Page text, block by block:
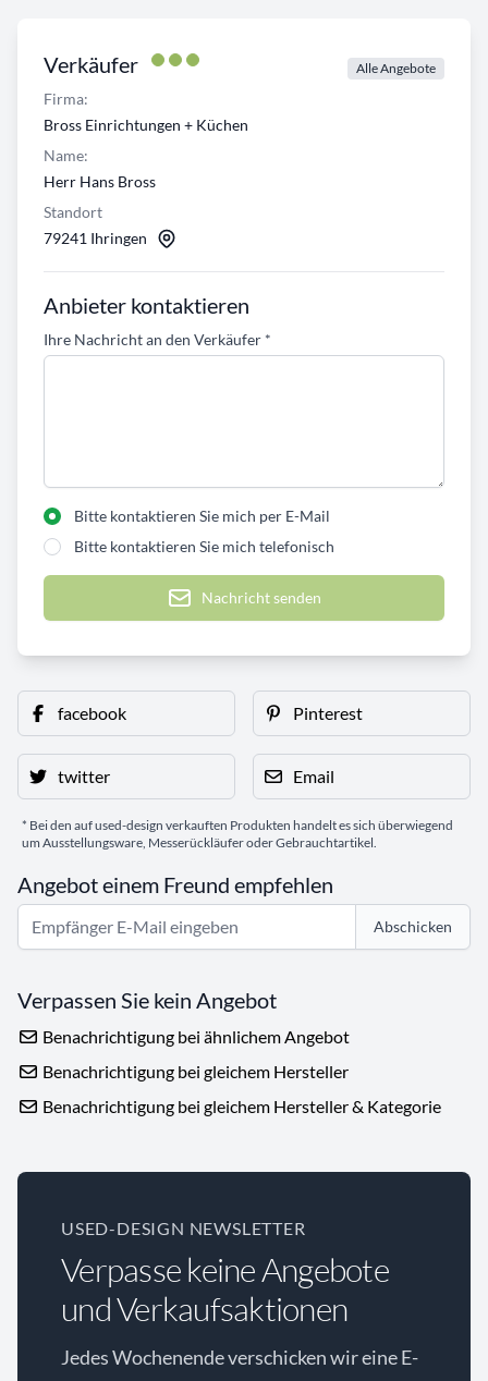
Verkäufer Alle Angebote
Firma:
Bross Einrichtungen + Küchen
Name:
Herr Hans Bross
Standort
79241 Ihringen
Anbieter kontaktieren
Ihre Nachricht an den Verkäufer *
Bitte kontaktieren Sie mich per E-Mail
Bitte kontaktieren Sie mich telefonisch
Nachricht senden
facebook Pinterest
twitter Email
* Bei den auf used-design verkauften Produkten handelt es sich überwiegend
um Ausstellungsware, Messerückläufer oder Gebrauchtartikel.
Angebot einem Freund empfehlen
Abschicken
Verpassen Sie kein Angebot
Benachrichtigung bei ähnlichem Angebot
Benachrichtigung bei gleichem Hersteller
Benachrichtigung bei gleichem Hersteller & Kategorie
USED-DESIGN NEWSLETTER
Verpasse keine Angebote
und Verkaufsaktionen
Jedes Wochenende verschicken wir eine E-